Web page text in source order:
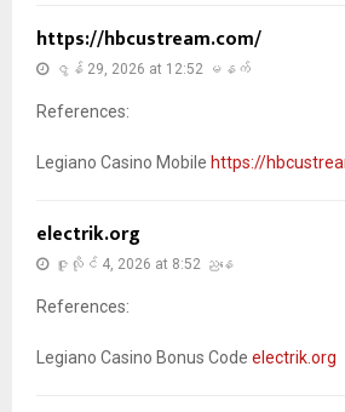
https://hbcustream.com/
ဇွန် 29, 2026 at 12:52 မနက်
References:
Legiano Casino Mobile https://
electrik.org
ဇူလိုင် 4, 2026 at 8:52 ညနေ
References:
Legiano Casino Bonus Code electrik.org